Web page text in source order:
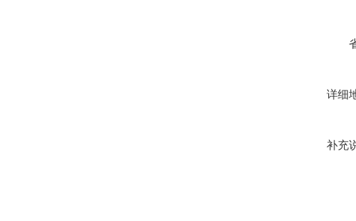
详细
补充